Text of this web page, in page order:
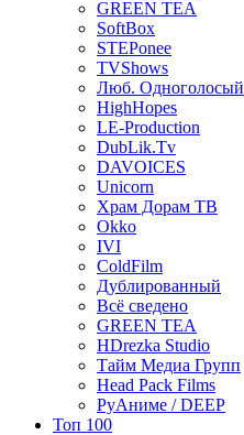
GREEN TEA
SoftBox
STEPonee
TVShows
Люб. Одноголосый
HighHopes
LE-Production
DubLik.Tv
DAVOICES
Unicorn
Храм Дорам ТВ
Okko
IVI
ColdFilm
Дублированный
Всё сведено
GREEN TEA
HDrezka Studio
Тайм Медиа Групп
Head Pack Films
РуАниме / DEEP
Топ 100